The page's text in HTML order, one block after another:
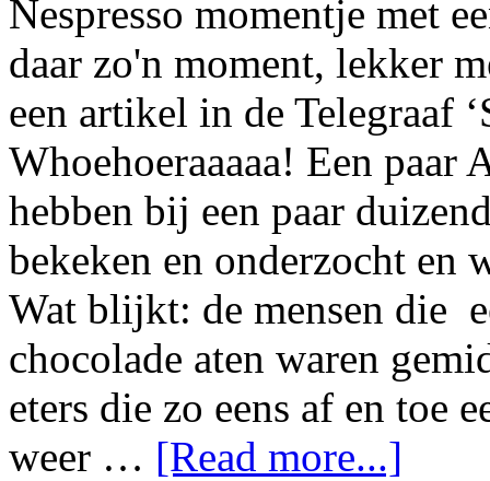
Nespresso momentje met
daar zo'n moment, lekker
een artikel in de Telegraaf
Whoehoeraaaaa! Een paar
hebben bij een paar
bekeken en onderzocht en
Wat blijkt: de mensen die
chocolade aten waren
eters die zo eens af en toe
weer … [Read more...]